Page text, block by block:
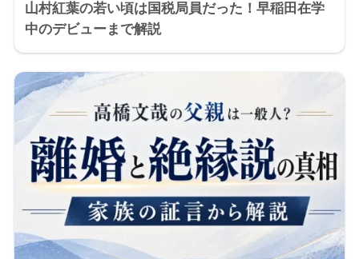
山村紅葉の若い頃は国税局員だった！早稲田在学
中のデビューまで解説